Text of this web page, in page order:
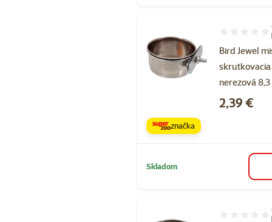
Bird Jewel
skrutkovacia
nerezová 8,3
Hodnotenie
Cena
2,39 €
značka
Skladom
Hodnotenie